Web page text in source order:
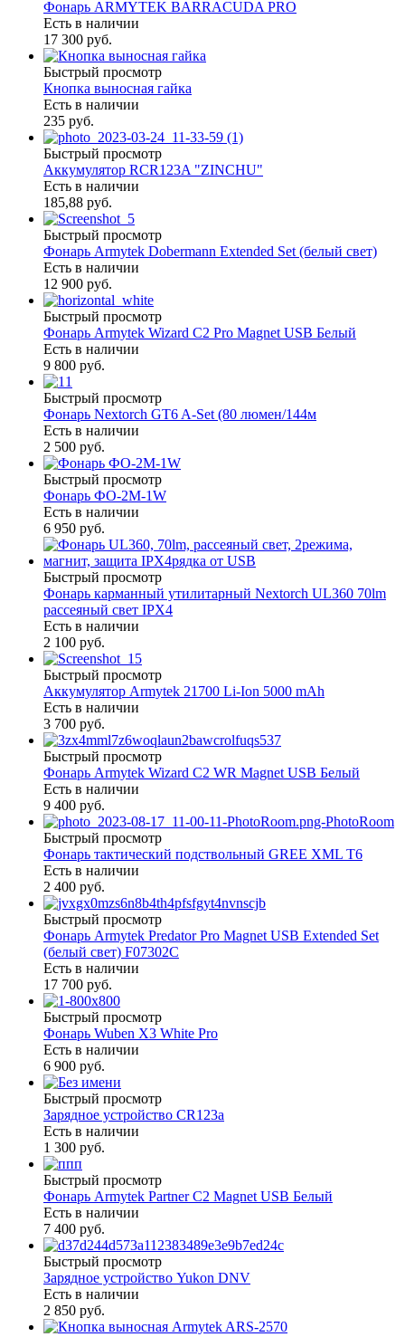
Фонарь ARMYTEK BARRACUDA PRO
Есть в наличии
17 300 руб.
Быстрый просмотр
Кнопка выносная гайка
Есть в наличии
235 руб.
Быстрый просмотр
Аккумулятор RCR123A "ZINCHU"
Есть в наличии
185,88 руб.
Быстрый просмотр
Фонарь Armytek Dobermann Extended Set (белый свет)
Есть в наличии
12 900 руб.
Быстрый просмотр
Фонарь Armytek Wizard C2 Pro Magnet USB Белый
Есть в наличии
9 800 руб.
Быстрый просмотр
Фонарь Nextorch GT6 A-Set (80 люмен/144м
Есть в наличии
2 500 руб.
Быстрый просмотр
Фонарь ФО-2М-1W
Есть в наличии
6 950 руб.
Быстрый просмотр
Фонарь карманный утилитарный Nextorch UL360 70lm
рассеяный свет IPX4
Есть в наличии
2 100 руб.
Быстрый просмотр
Аккумулятор Armytek 21700 Li-Ion 5000 mAh
Есть в наличии
3 700 руб.
Быстрый просмотр
Фонарь Armytek Wizard C2 WR Magnet USB Белый
Есть в наличии
9 400 руб.
Быстрый просмотр
Фонарь тактический подствольный GREE XML T6
Есть в наличии
2 400 руб.
Быстрый просмотр
Фонарь Armytek Predator Pro Magnet USB Extended Set
(белый свет) F07302C
Есть в наличии
17 700 руб.
Быстрый просмотр
Фонарь Wuben X3 White Pro
Есть в наличии
6 900 руб.
Быстрый просмотр
Зарядное устройство CR123a
Есть в наличии
1 300 руб.
Быстрый просмотр
Фонарь Armytek Partner C2 Magnet USB Белый
Есть в наличии
7 400 руб.
Быстрый просмотр
Зарядное устройство Yukon DNV
Есть в наличии
2 850 руб.